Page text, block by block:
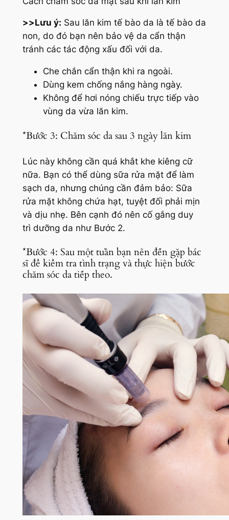
>>Lưu ý: Sau lăn kim tế bào da là tế bào da
non, do đó bạn nên bảo vệ da cẩn thận
tránh các tác động xấu đối với da.
Che chắn cẩn thận khi ra ngoài.
Dùng kem chống nắng hàng ngày.
Không để hơi nóng chiếu trực tiếp vào
vùng da vừa lăn kim.
*Bước 3: Chăm sóc da sau 3 ngày lăn kim
Lúc này không cần quá khắt khe kiêng cữ
nữa. Bạn có thể dùng sữa rửa mặt để làm
sạch da, nhưng chúng cần đảm bảo: Sữa
rửa mặt không chứa hạt, tuyệt đối phải mịn
và dịu nhẹ. Bên cạnh đó nên cố gắng duy
trì dưỡng da như Bước 2.
*Bước 4: Sau một tuần bạn nên đến gặp bác
sĩ để kiểm tra tình trạng và thực hiện bước
chăm sóc da tiếp theo.